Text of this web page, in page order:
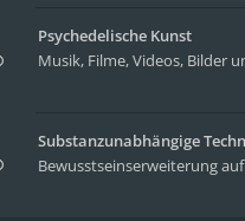
Psychedelische Kunst
Musik, Filme, Videos, Bilder
Substanzunabhängige
Bewusstseinserweiterung